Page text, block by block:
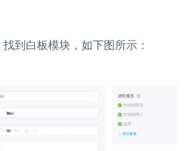
品及服务的综合服务质量及可用性信息
找到白板模块，如下图所示：